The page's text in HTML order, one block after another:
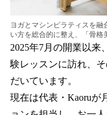
ヨガとマシンピラティスを
い方を総合的に整え、「骨格
2025年7月の開業以来
験レッスンに訪れ、
だいています。
現在は代表・Kaoruが